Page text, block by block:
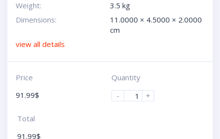
Weight:
3.5 kg
Dimensions:
11.0000 × 4.5000 × 2.0000
cm
view all details
Price
91.99$
Quantity
-
+
Total
91.99$